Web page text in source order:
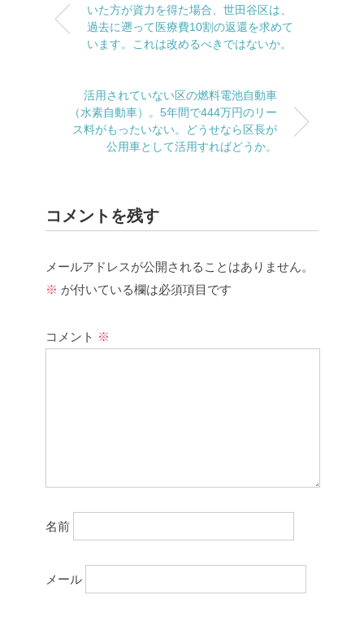
いた方が資力を得た場合、世田谷区は、
過去に遡って医療費10割の返還を求めて
います。これは改めるべきではないか。
活用されていない区の燃料電池自動車
（水素自動車）。5年間で444万円のリー
ス料がもったいない。どうせなら区長が
公用車として活用すればどうか。
コメントを残す
メールアドレスが公開されることはありません。
※ が付いている欄は必須項目です
コメント ※
名前
メール